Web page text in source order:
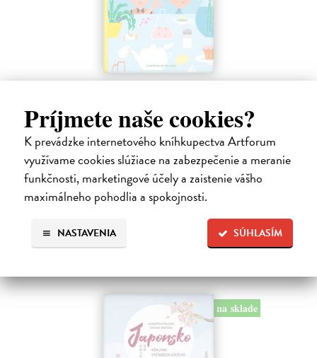
Príjmete naše cookies?
K prevádzke internetového kníhkupectva Artforum
využívame cookies slúžiace na zabezpečenie a meranie
funkčnosti, marketingové účely a zaistenie vášho
maximálneho pohodlia a spokojnosti.
SÚHLASÍM
NASTAVENIA
Profesor Tekvička a Števko v domácom
laboratóriu
Šušaníková Ivana| Kniha
Vedeli ste, že si doma môžete vyrobiť soľné šperky, vlastné jogurty,
recyklovaný papier aj dúhu? Vyskúšajte so svojimi deťmi tridsať
jednoduchých pokusov s bežnými predmetmi a materiálmi.
Na sklade ?
14,95 € ?
na sklade